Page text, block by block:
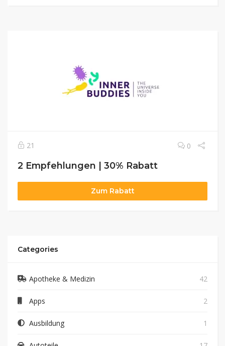
21 0
2 Empfehlungen | 30% Rabatt
Zum Rabatt
Categories
Apotheke & Medizin 42
Apps 2
Ausbildung 1